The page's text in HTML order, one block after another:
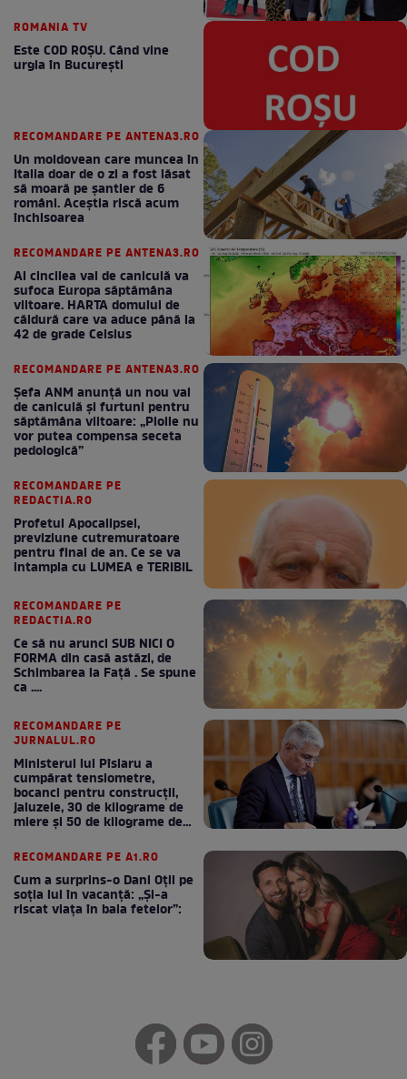
ROMANIA TV
Este COD ROŞU. Când vine
urgia în Bucureşti
RECOMANDARE PE ANTENA3.RO
Un moldovean care muncea în
Italia doar de o zi a fost lăsat
să moară pe şantier de 6
români. Aceștia riscă acum
închisoarea
RECOMANDARE PE ANTENA3.RO
Al cincilea val de caniculă va
sufoca Europa săptămâna
viitoare. HARTA domului de
căldură care va aduce până la
42 de grade Celsius
RECOMANDARE PE ANTENA3.RO
Șefa ANM anunță un nou val
de caniculă și furtuni pentru
săptămâna viitoare: „Ploile nu
vor putea compensa seceta
pedologică”
RECOMANDARE PE
REDACTIA.RO
Profetul Apocalipsei,
previziune cutremuratoare
pentru final de an. Ce se va
intampla cu LUMEA e TERIBIL
RECOMANDARE PE
REDACTIA.RO
Ce să nu arunci SUB NICI O
FORMA din casă astăzi, de
Schimbarea la Față . Se spune
ca ....
RECOMANDARE PE
JURNALUL.RO
Ministerul lui Pîslaru a
cumpărat tensiometre,
bocanci pentru construcții,
jaluzele, 30 de kilograme de
miere și 50 de kilograme de
RECOMANDARE PE A1.RO
Cum a surprins-o Dani Oțil pe
soția lui în vacanță: „Și-a
riscat viața în baia fetelor”: